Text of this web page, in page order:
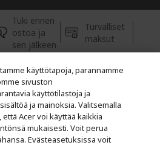
Tuki ennen
ostoa ja
sen jälkeen
Turvalliset
maksut
tuotteiden ja palvelujen valtuutettu
käyttötapoja, parannamme
sivuston
käyttötilastoja ja
ja mainoksia. Valitsemalla
Acer voi käyttää kaikkia
mukaisesti. Voit perua
Evästeasetuksissa voit